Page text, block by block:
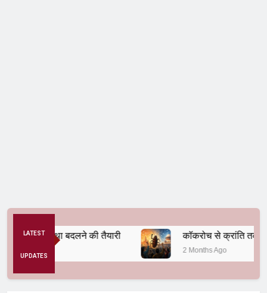
LATEST
UPDATES
व्यवस्था बदलने की तैयारी कॉकरोच से क्रांति तक
2 Months Ago